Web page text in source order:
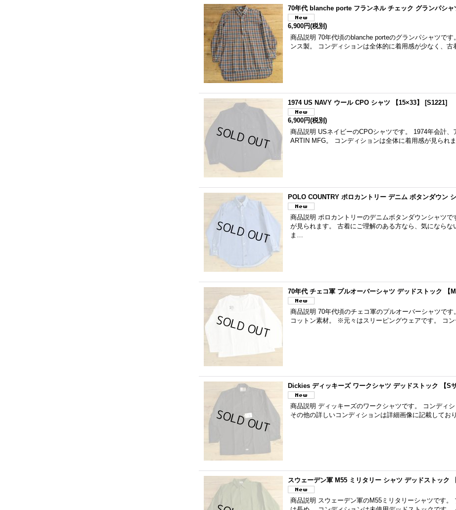
70年代 blanche porte フランネル チェック グランパシャ
6,900円(税別)
商品説明 70年代頃のblanche porteのグランパシャツで
ンス製。 コンディションは全体的に着用感が少なく、
1974 US NAVY ウール CPO シャツ 【15×33】 [S1221]
6,900円(税別)
商品説明 USネイビーのCPOシャツです。 1974年会計
ARTIN MFG。 コンディションは全体に着用感が見られ
POLO COUNTRY ポロカントリー デニム ボタンダウン
商品説明 ポロカントリーのデニムボタンダウンシャツ
が見られます。 古着にご理解のある方なら、気になら
ま…
70年代 チェコ軍 プルオーバーシャツ デッドストック 【M
商品説明 70年代頃のチェコ軍のプルオーバーシャツで
コットン素材。 ※元々はスリーピングウェアです。 コ
Dickies ディッキーズ ワークシャツ デッドストック 【Sサ
商品説明 ディッキーズのワークシャツです。 コンディ
その他の詳しいコンディションは詳細画像に記載して
スウェーデン軍 M55 ミリタリー シャツ デッドストック
商品説明 スウェーデン軍のM55ミリタリーシャツです。